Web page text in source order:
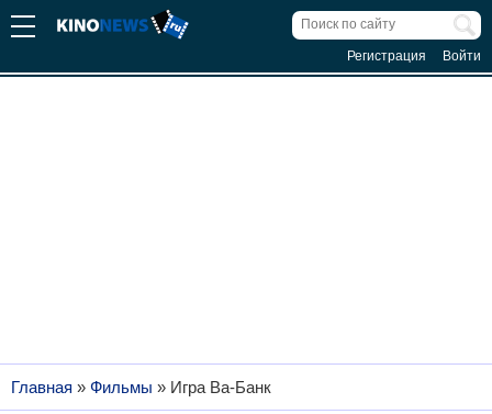
Регистрация Войти
Главная » Фильмы » Игра Ва-Банк